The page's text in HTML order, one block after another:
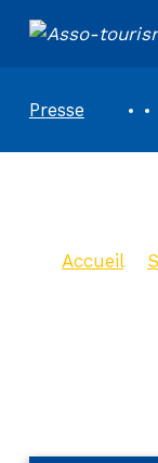
ASSOCIATION TOURISME ET HANDICAPS
Presse
Accueil>